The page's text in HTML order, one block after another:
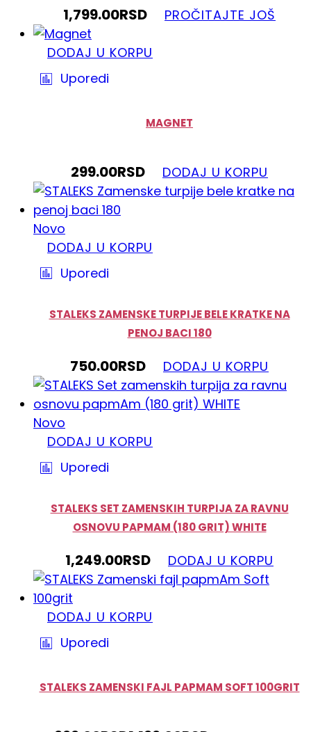
1,799.00RSD PROČITAJTE JOŠ
DODAJ U KORPU
Uporedi
MAGNET
299.00RSD DODAJ U KORPU
Novo
DODAJ U KORPU
Uporedi
STALEKS ZAMENSKE TURPIJE BELE KRATKE NA
PENOJ BACI 180
750.00RSD DODAJ U KORPU
Novo
DODAJ U KORPU
Uporedi
STALEKS SET ZAMENSKIH TURPIJA ZA RAVNU
OSNOVU PAPMAM (180 GRIT) WHITE
1,249.00RSD DODAJ U KORPU
DODAJ U KORPU
Uporedi
STALEKS ZAMENSKI FAJL PAPMAM SOFT 100GRIT